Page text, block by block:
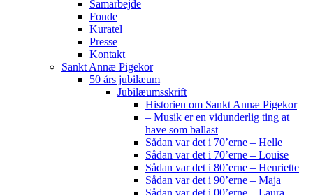
Samarbejde
Fonde
Kuratel
Presse
Kontakt
Sankt Annæ Pigekor
50 års jubilæum
Jubilæumsskrift
Historien om Sankt Annæ Pigekor
– Musik er en vidunderlig ting at
have som ballast
Sådan var det i 70’erne – Helle
Sådan var det i 70’erne – Louise
Sådan var det i 80’erne – Henriette
Sådan var det i 90’erne – Maja
Sådan var det i 00’erne – Laura